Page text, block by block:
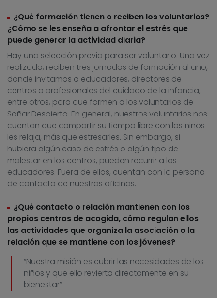
¿Qué formación tienen o reciben los voluntarios?
¿Cómo se les enseña a afrontar el estrés que
puede generar la actividad diaria?
Hay una selección previa para ser voluntario. Una vez
realizada, reciben tres jornadas de formación al año,
donde invitamos a educadores, directores de
centros o profesionales del cuidado de la infancia,
entre otros, para que formen a los voluntarios de
Soñar Despierto. En general, nuestros voluntarios nos
cuentan que compartir su tiempo libre con los niños
les relaja, más que estresarles. Sin embargo, si
hubiera algún caso de estrés o algún tipo de
malestar en los centros, pueden recurrir a los
educadores. Fuera de ellos, cuentan con la persona
de contacto de nuestras oficinas.
¿Qué contacto o relación mantienen con los
propios centros de acogida, cómo regulan ellos
las actividades que organiza la asociación o la
relación que se mantiene con los jóvenes?
“Nuestra misión es cubrir las necesidades de los
niños y que ello revierta directamente en su
bienestar”